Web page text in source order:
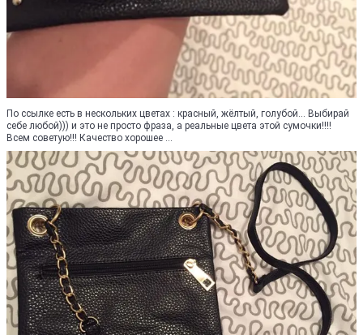
По ссылке есть в нескольких цветах : красный, жёлтый, голубой... Выбирай
себе любой))) и это не просто фраза, а реальные цвета этой сумочки!!!!
Всем советую!!! Качество хорошее ...